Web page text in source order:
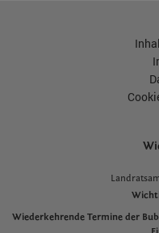
L
Wiederkehrende Termine der